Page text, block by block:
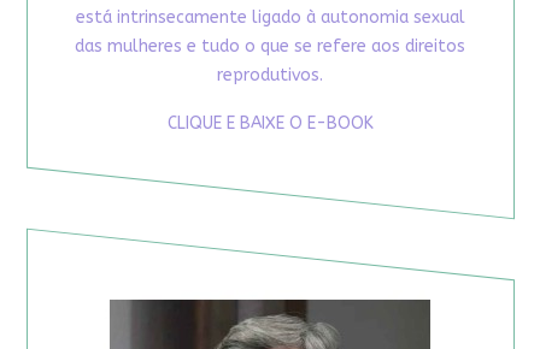
está intrinsecamente ligado à autonomia sexual
das mulheres e tudo o que se refere aos direitos
reprodutivos.
CLIQUE E BAIXE O E-BOOK